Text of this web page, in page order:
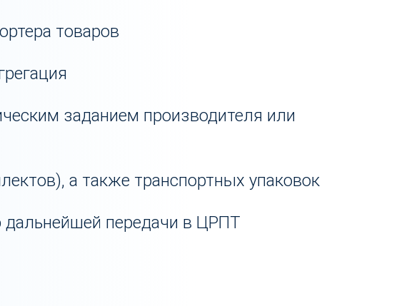
товаров
заданием производителя или
а также транспортных упаковок
дальнейшей передачи в ЦРПТ